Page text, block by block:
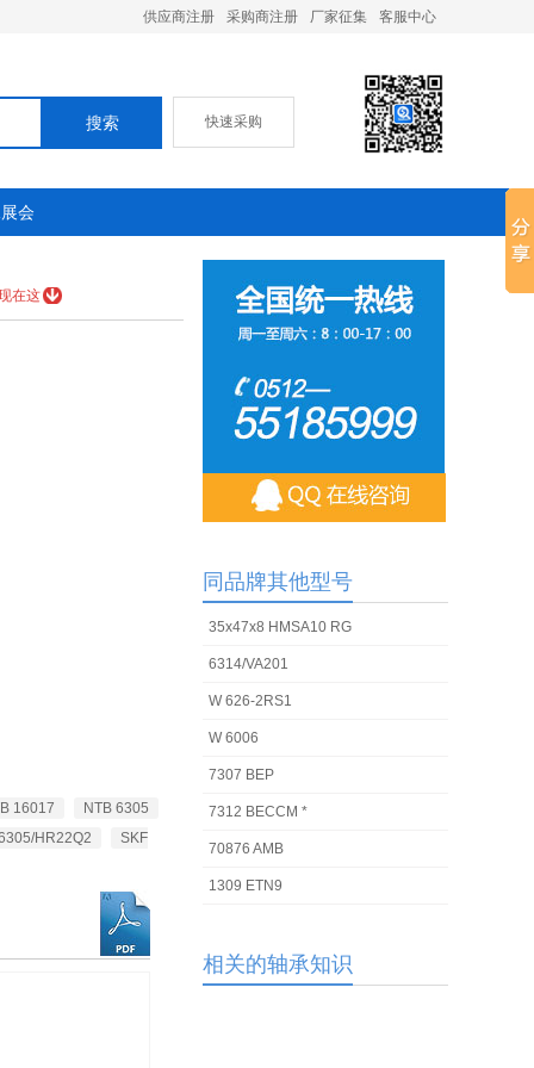
供应商注册 采购商注册 厂家征集 客服中心
快速采购
会
在这
16017
NTB 6305
HR22Q2
SKF
同品牌其他型号
35x47x8 HMSA10 RG
6314/VA201
W 626-2RS1
W 6006
7307 BEP
7312 BECCM *
70876 AMB
1309 ETN9
相关的轴承知识